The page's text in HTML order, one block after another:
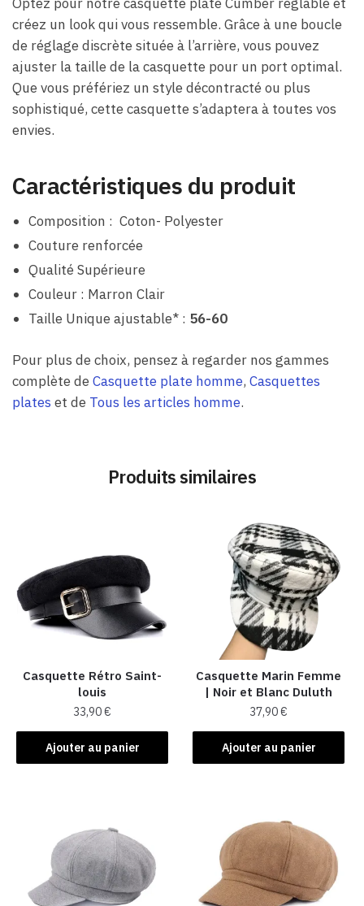
créez un look qui vous ressemble. Grâce à une boucle
de réglage discrète située à l’arrière, vous pouvez
ajuster la taille de la casquette pour un port optimal.
Que vous préfériez un style décontracté ou plus
sophistiqué, cette casquette s’adaptera à toutes vos
envies.
Caractéristiques du produit
Composition : Coton- Polyester
Couture renforcée
Qualité Supérieure
Couleur : Marron Clair
Taille Unique ajustable* : 56-60
Pour plus de choix, pensez à regarder nos gammes
complète deCasquette plate homme, Casquettes
plates et de Tous les articles homme.
Produits similaires
Casquette Rétro Saint-
louis
33,90€
Ajouter au panier
Casquette Marin Femme
| Noir et Blanc Duluth
37,90€
Ajouter au panier